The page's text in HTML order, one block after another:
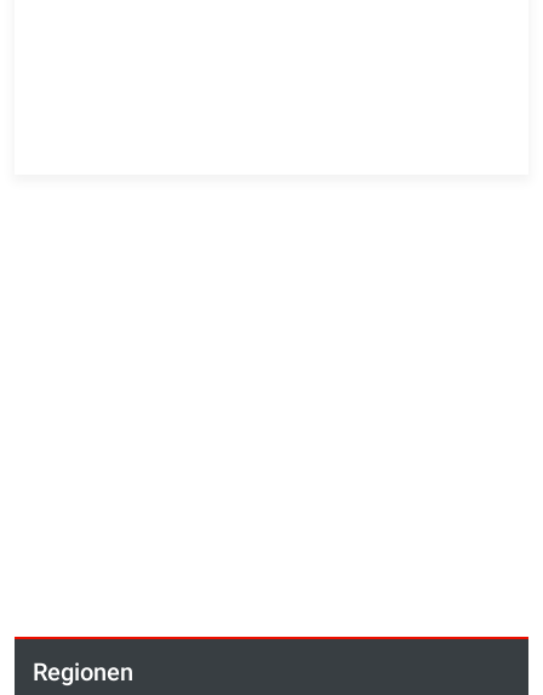
Regionen